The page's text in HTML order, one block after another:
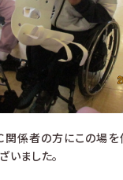
関係者の方にこの場
いました。